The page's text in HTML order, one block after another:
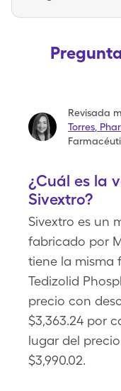
Revisada
Torres
¿Cuál es la
Sivextro?
Sivextro es un
fabricado por
tiene la misma
Tedizolid
precio con
$3,363.24 por
lugar del
$3,990.02.